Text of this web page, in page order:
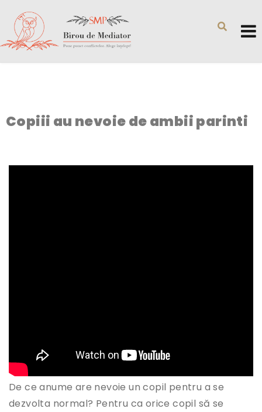
Copiii au nevoie de ambii parinti
De ce anume are nevoie un copil pentru a se
dezvolta normal? Pentru ca orice copil să se